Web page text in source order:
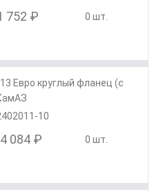
752 ₽ 0 шт.
Евро круглый фланец (с
10
084 ₽ 0 шт.